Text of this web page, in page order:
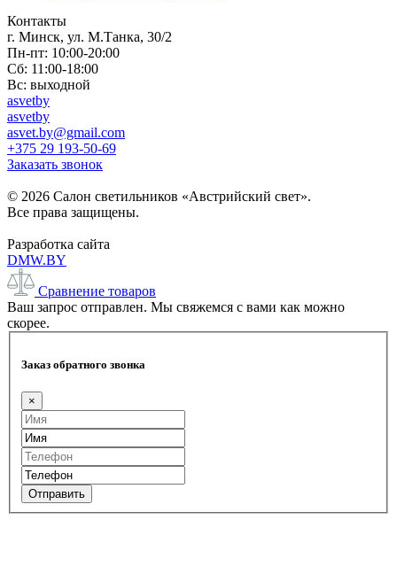
Контакты
г. Минск, ул. М.Танка, 30/2
Пн-пт: 10:00-20:00
Сб: 11:00-18:00
Вс: выходной
asvetby
asvetby
asvet.by@gmail.com
+375 29 193-50-69
Заказать звонок
© 2026 Салон светильников «Австрийский свет».
Все права защищены.
Разработка сайта
DMW.BY
Сравнение товаров
Ваш запрос отправлен. Мы свяжемся с вами как можно
скорее.
Заказ обратного звонка
×
Отправить